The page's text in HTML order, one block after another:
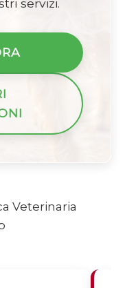
servizi.
Veterinaria